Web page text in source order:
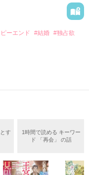
れた美桜は、猫の世
ーエンド #結婚 #独占欲
のだが、後輩の姫原由
れ、一人こっそり泣い
す
1時間で読める キーワー
ド 「再会」 の話